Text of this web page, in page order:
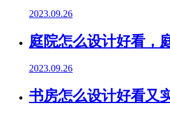
2023.09.26
庭院怎么设计好看，
2023.09.26
书房怎么设计好看又